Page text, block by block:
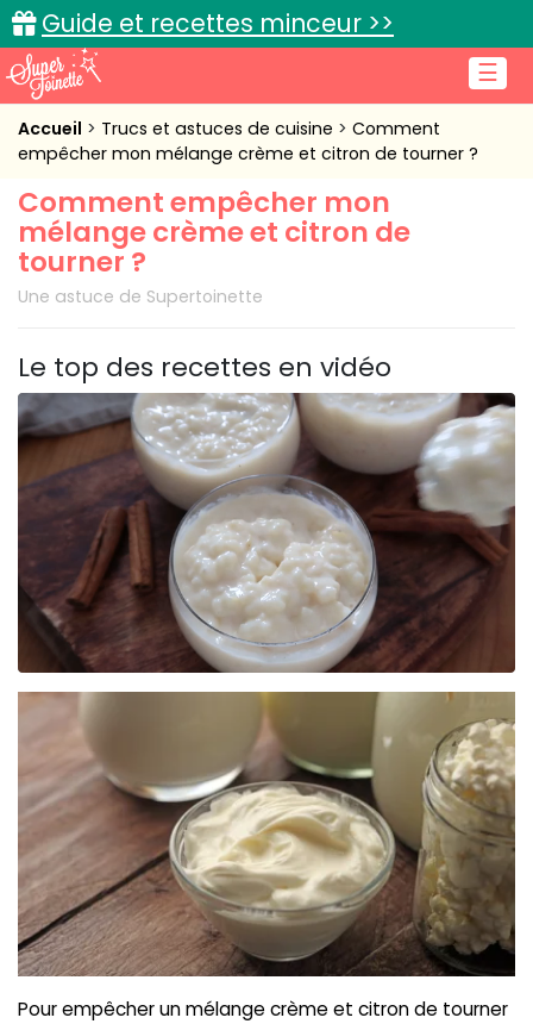
☰
Guide et recettes minceur >>
Accueil
Cuisine pratique
Connexion
Accueil Trucs et astuces de cuisine
Comment
empêcher mon mélange crème et citron de tourner ?
Comment empêcher mon
mélange crème et citron de
tourner ?
Une astuce de Supertoinette
Le top des recettes en vidéo
Pour empêcher un mélange crème et citron de tourner